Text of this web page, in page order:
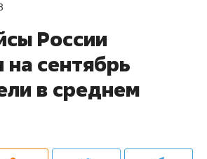
России
на сентябрь
в среднем